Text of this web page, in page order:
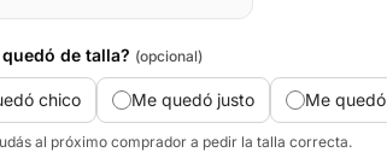
de talla? (opcional)
chico Me quedó justo Me
al próximo comprador a pedir la talla correcta.